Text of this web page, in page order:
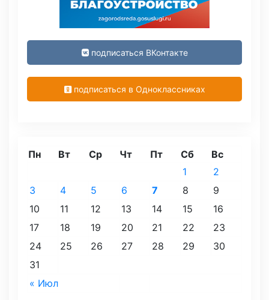
подписаться ВКонтакте
подписаться в Одноклассниках
Пн Вт Ср Чт Пт Сб Вс
« Июл
1
2
3
4 5 6 7 8
9
10
11 12 13 14 15
16
17
18 19 20 21 22
23
24
25 26 27 28 29
30
31